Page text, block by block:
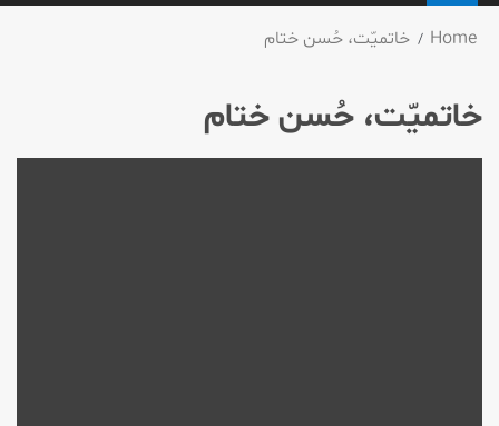
Home خاتمیّت، حُسن ختام
خاتمیّت، حُسن ختام